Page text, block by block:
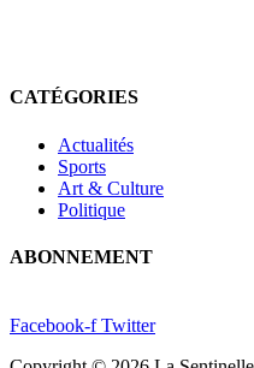
CATÉGORIES
Actualités
Sports
Art & Culture
Politique
ABONNEMENT
Facebook-f Twitter